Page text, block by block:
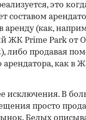
это
составом
аренду (как,
ЖК Prime Park от
либо продавая
арендатора, как в
исключения. В
просто
Белых